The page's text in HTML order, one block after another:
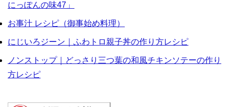
にっぽんの味47」
お事汁 レシピ（御事始め料理）
にじいろジーン｜ふわトロ親子丼の作り方レシピ
ノンストップ｜どっさり三つ葉の和風チキンソテーの作り
方レシピ